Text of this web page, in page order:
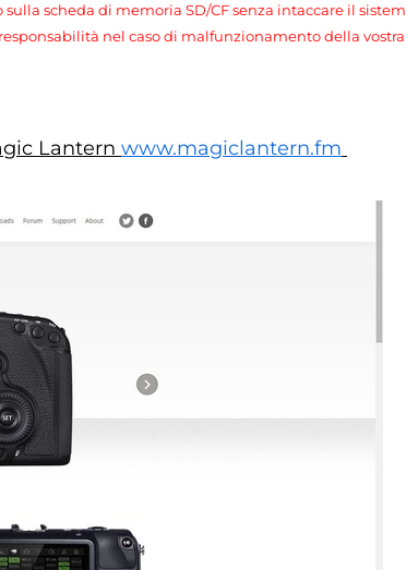
scheda di memoria SD/CF senza intaccare il
nel caso di malfunzionamento della
Lantern www.magiclantern.fm